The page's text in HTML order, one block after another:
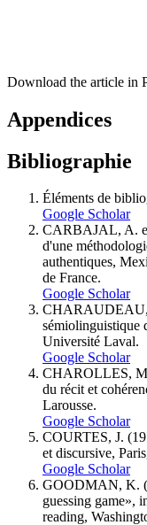
Download the article in
Appendices
Bibliographie
Éléments de
Google Scholar
CARBAJAL, A.
d'une
authentiques,
de France.
Google Scholar
CHARAUDEAU,
sémiolinguistique
Université Laval.
Google Scholar
CHAROLLES,
du récit et
Larousse.
Google Scholar
COURTES, J.
et discursive,
Google Scholar
GOODMAN, K.
guessing game»,
reading,